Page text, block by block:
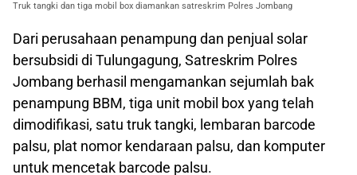
Truk tangki dan tiga mobil box diamankan satreskrim Polres Jombang
Dari perusahaan penampung dan penjual solar
bersubsidi di Tulungagung, Satreskrim Polres
Jombang berhasil mengamankan sejumlah bak
penampung BBM, tiga unit mobil box yang telah
dimodifikasi, satu truk tangki, lembaran barcode
palsu, plat nomor kendaraan palsu, dan komputer
untuk mencetak barcode palsu.